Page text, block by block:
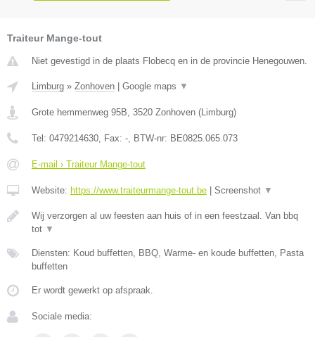
Traiteur Mange-tout
Niet gevestigd in de plaats Flobecq en in de provincie Henegouwen.
Limburg » Zonhoven Google maps ▼
Grote hemmenweg 95B 3520 Zonhoven ( Limburg)
Tel: 0479214630 , Fax: - , BTW-nr: BE0825.065.073
E-mail › Traiteur Mange-tout
Website: https://www.traiteurmange-tout.be Screenshot ▼
Wij verzorgen al uw feesten aan huis of in een feestzaal. Van bbq
tot ▼
Diensten: Koud buffetten, BBQ, Warme- en koude buffetten, Pasta
buffetten
Er wordt gewerkt op afspraak.
Sociale media: